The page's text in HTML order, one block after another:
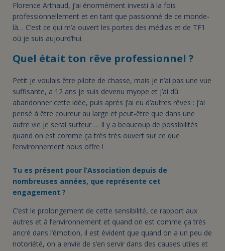
Florence Arthaud, j’ai énormément investi à la fois
professionnellement et en tant que passionné de ce monde-
là… C’est ce qui m’a ouvert les portes des médias et de TF1
où je suis aujourd’hui.
Quel était ton rêve professionnel ?
Petit je voulais être pilote de chasse, mais je n’ai pas une vue
suffisante, a 12 ans je suis devenu myope et j’ai dû
abandonner cette idée, puis après j’ai eu d’autres rêves : j’ai
pensé à être coureur au large et peut-être que dans une
autre vie je serai surfeur … Il y a beaucoup de possibilités
quand on est comme ça très très ouvert sur ce que
l’environnement nous offre !
Tu es présent pour l’Association depuis de
nombreuses années, que représente cet
engagement ?
C’est le prolongement de cette sensibilité, ce rapport aux
autres et à l’environnement et quand on est comme ça très
ancré dans l’émotion, il est évident que quand on a un peu de
notoriété, on a envie de s’en servir dans des causes utiles et